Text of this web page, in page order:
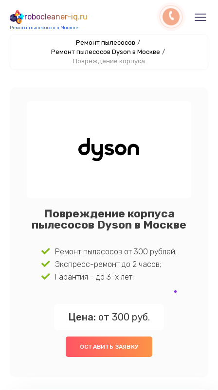
robocleaner-iq.ru
Ремонт пылесосов в Москве
Ремонт пылесосов /
Ремонт пылесосов Dyson в Москве /
Повреждение корпуса
Повреждение корпуса
пылесосов Dyson в Москве
Ремонт пылесосов от 300 рублей;
Экспресс-ремонт до 2 часов;
Гарантия - до 3-х лет;
Цена: от 300 руб.
ОСТАВИТЬ ЗАЯВКУ